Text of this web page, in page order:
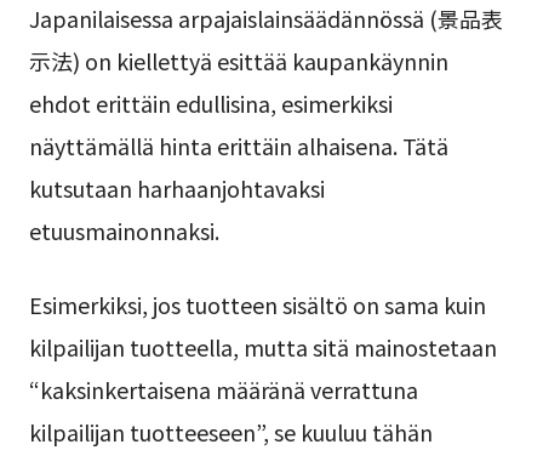
Japanilaisessa arpajaislainsäädännössä (景品表
示法) on kiellettyä esittää kaupankäynnin
ehdot erittäin edullisina, esimerkiksi
näyttämällä hinta erittäin alhaisena. Tätä
kutsutaan harhaanjohtavaksi
etuusmainonnaksi.
Esimerkiksi, jos tuotteen sisältö on sama kuin
kilpailijan tuotteella, mutta sitä mainostetaan
“kaksinkertaisena määränä verrattuna
kilpailijan tuotteeseen”, se kuuluu tähän